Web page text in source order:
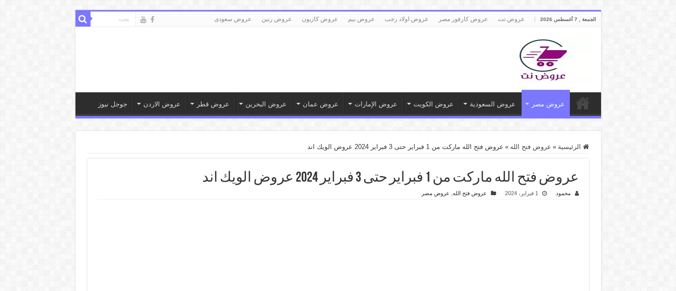
الجمعة , 7 أغسطس 2026 عروض نت عروض كارفور مصر عروض اولاد رجب عروض بيم عروض كازيون عروض رنين عروض سعودى
عروض مصر عروض السعودية عروض الكويت عروض الإمارات عروض عمان عروض البحرين عروض قطر عروض الاردن جوجل نيوز
الرئيسية » عروض فتح الله » عروض فتح الله ماركت من 1 فبراير حتى 3 فبراير 2024 عروض الويك اند
عروض فتح الله ماركت من 1 فبراير حتى 3 فبراير 2024 عروض الويك اند
محمود 1 فبراير، 2024 عروض فتح الله عروض مصر